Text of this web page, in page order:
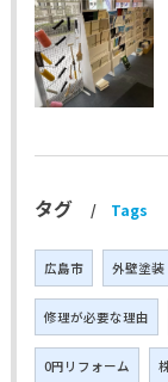
タグ Tags
広島市 外壁塗装
修理が必要な理由
0円リフォーム